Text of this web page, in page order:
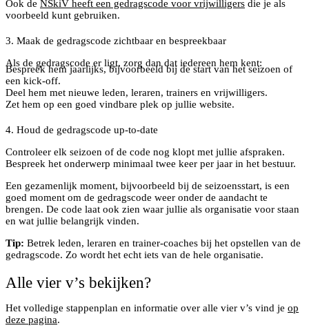
Ook de NSkiV heeft een gedragscode voor vrijwilligers die je als
voorbeeld kunt gebruiken.
3. Maak de gedragscode zichtbaar en bespreekbaar
Als de gedragscode er ligt, zorg dan dat iedereen hem kent:
Bespreek hem jaarlijks, bijvoorbeeld bij de start van het seizoen of
een kick-off.
Deel hem met nieuwe leden, leraren, trainers en vrijwilligers.
Zet hem op een goed vindbare plek op jullie website.
4. Houd de gedragscode up-to-date
Controleer elk seizoen of de code nog klopt met jullie afspraken.
Bespreek het onderwerp minimaal twee keer per jaar in het bestuur.
Een gezamenlijk moment, bijvoorbeeld bij de seizoensstart, is een
goed moment om de gedragscode weer onder de aandacht te
brengen. De code laat ook zien waar jullie als organisatie voor staan
en wat jullie belangrijk vinden.
Tip: Betrek leden, leraren en trainer-coaches bij het opstellen van de
gedragscode. Zo wordt het echt iets van de hele organisatie.
Alle vier v’s bekijken?
Het volledige stappenplan en informatie over alle vier v’s vind je op
deze pagina.